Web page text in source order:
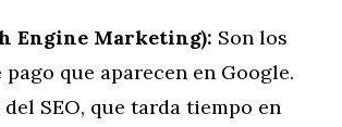
Engine Marketing): Son los
que aparecen en Google.
SEO, que tarda tiempo en